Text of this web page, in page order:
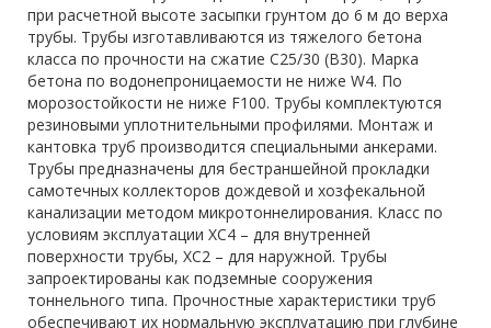
при расчетной высоте засыпки грунтом до 6 м до верха
трубы. Трубы изготавливаются из тяжелого бетона
класса по прочности на сжатие С25/30 (В30). Марка
бетона по водонепроницаемости не ниже W4. По
морозостойкости не ниже F100. Трубы комплектуются
резиновыми уплотнительными профилями. Монтаж и
кантовка труб производится специальными анкерами.
Трубы предназначены для бестраншейной прокладки
самотечных коллекторов дождевой и хозфекальной
канализации методом микротоннелирования. Класс по
условиям эксплуатации ХС4 – для внутренней
поверхности трубы, ХС2 – для наружной. Трубы
запроектированы как подземные сооружения
тоннельного типа. Прочностные характеристики труб
обеспечивают их нормальную эксплуатацию при глубине